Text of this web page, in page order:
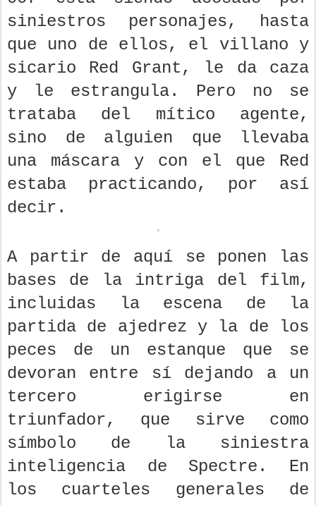
siniestros personajes, hasta
que uno de ellos, el villano y
sicario Red Grant, le da caza
y le estrangula. Pero no se
trataba del mítico agente,
sino de alguien que llevaba
una máscara y con el que Red
estaba practicando, por así
decir.
A partir de aquí se ponen las
bases de la intriga del film,
incluidas la escena de la
partida de ajedrez y la de los
peces de un estanque que se
devoran entre sí dejando a un
tercero erigirse en
triunfador, que sirve como
símbolo de la siniestra
inteligencia de Spectre. En
los cuarteles generales de